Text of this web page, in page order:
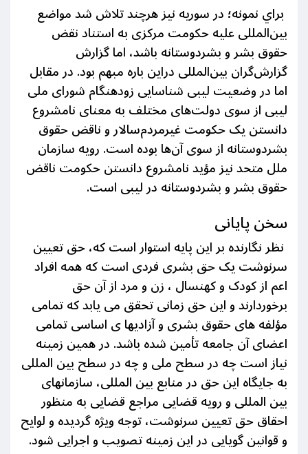
براي نمونه؛ در سوریه نیز هرچند تلاش شد مواضع
بین‌المللی علیه حکومت مرکزی به استناد نقض
حقوق بشر و بشردوستانه باشد، اما گزارش
گزارش‌گران بین‌المللی دراین باره مبهم بود. در مقابل
اما در وضعیت لیبی شناسایی زودهنگام شورای ملی
لیبی از سوی دولت‌های مختلف به معنای نامشروع
دانستن یک حکومت غیرمردم‌سالار و ناقض حقوق
بشردوستانه از سوی آن‌ها بوده است. رویه سازمان
ملل متحد نیز مؤید نامشروع دانستن حکومت ناقض
حقوق بشر و بشردوستانه در لیبی است.
سخن پایانی
نظر نگارنده بر این پایه استوار است که، حق تعیین
سرنوشت یک حق بشری فردی است که همە افراد
اعم از کودک و کهنسال ، زن و مرد از آن حق
برخوردارند و این حق زمانی تحقق مییابد که تمامی
مؤلفه های حقوق بشری و آزادیها ی اساسی تمامی
اعضای آن جامعه تأمین شده باشد.در همین زمینه
نیاز است چه در سطح ملی و چه در سطح بین المللی
به جایگاه این حق در منابع بین المللی، سازمانهای
بین المللی و رویە قضایی مراجع قضایی به منظور
احقاق حق تعیینسرنوشت،توجه ویژه گردیده و لوایح
و قوانین گویایی در این زمینه تصویب و اجرایی شود.